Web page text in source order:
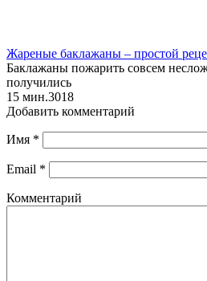
Жареные баклажаны – простой
Баклажаны пожарить совсем
получились
15 мин.3018
Добавить комментарий
Имя *
Email *
Комментарий